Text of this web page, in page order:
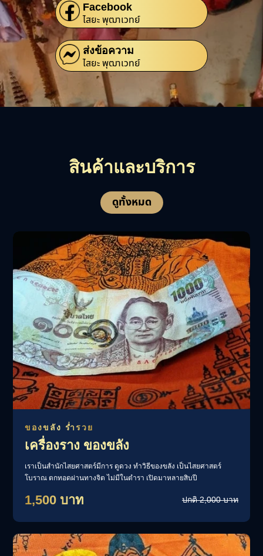
Facebook
ไสยะ พุฒาเวทย์
ส่งข้อความ
ไสยะ พุฒาเวทย์
สินค้าและบริการ
ดูทั้งหมด
ของขลัง ร่ำรวย
เครื่องราง ของขลัง
เราเป็นสำนักไสยศาสตร์มีการ ดูดวง ทำวิธีของขลัง เป็นไสยศาสตร์
โบราณ ตกทอดผ่านทางจิต ไม่มีในตำรา เปิดมาหลายสิบปี
1,500 บาท ปกติ 2,000 บาท